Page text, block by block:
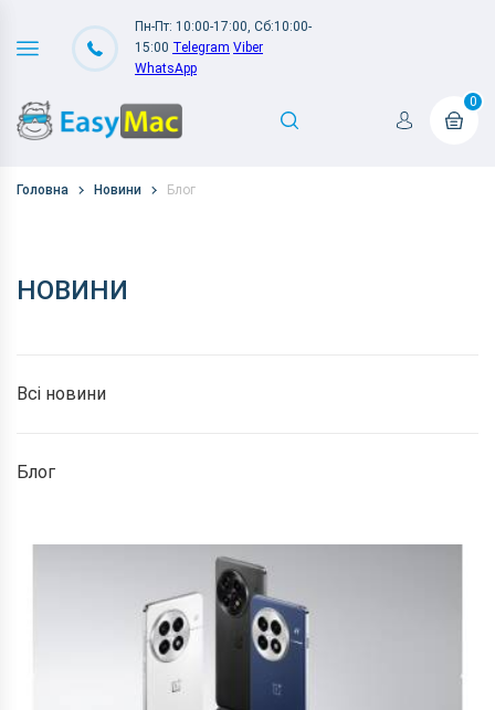
Пн-Пт: 10:00-17:00, Сб:10:00-
15:00 Telegram Viber
WhatsApp
0
Головна Новини Блог
НОВИНИ
Всі новини
Блог